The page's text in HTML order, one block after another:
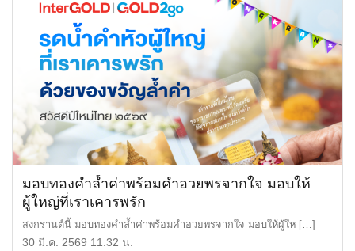
มอบทองคำล้ำค่าพร้อมคำอวยพรจากใจ มอบให้
ผู้ใหญ่ที่เราเคารพรัก
สงกรานต์นี้ มอบทองคำล้ำค่าพร้อมคำอวยพรจากใจ มอบให้ผู้ให […]
30 มี.ค. 2569 11.32 น.